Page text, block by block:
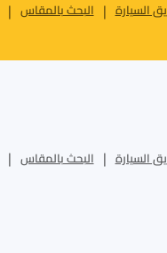
السيارة البحث بالمقاس
السيارة البحث بالمقاس